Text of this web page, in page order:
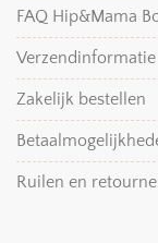
FAQ Hip&Mama
Verzendinformatie
Zakelijk bestellen
Ruilen en